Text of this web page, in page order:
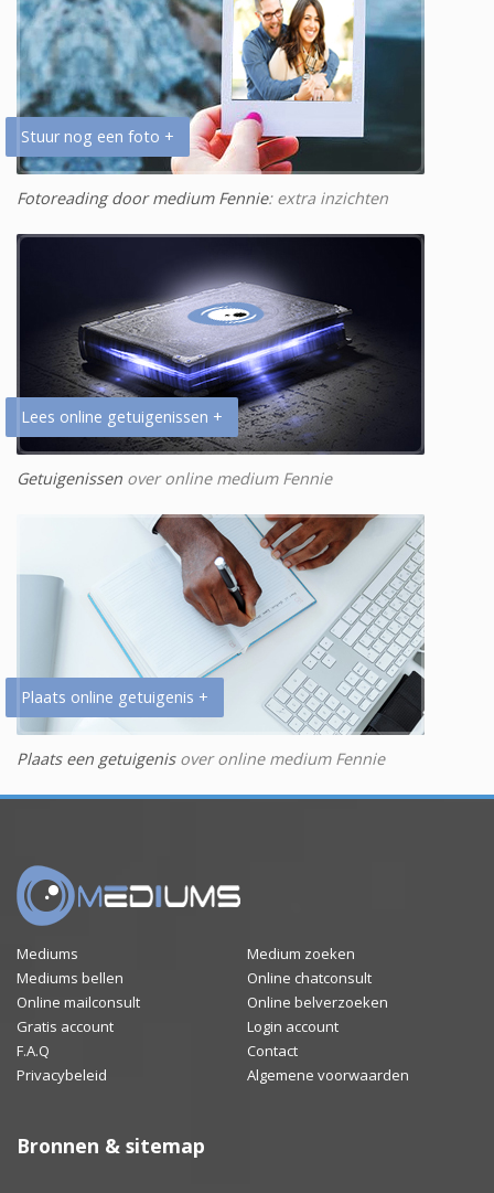
Stuur nog een foto +
Fotoreading door medium Fennie: extra inzichten
Lees online getuigenissen +
Getuigenissen over online medium Fennie
Plaats online getuigenis +
Plaats een getuigenisover online medium Fennie
Mediums
Medium zoeken
Mediums bellen
Online chatconsult
Online mailconsult
Online belverzoeken
Gratis account
Login account
F.A.Q
Contact
Privacybeleid
Algemene voorwaarden
Bronnen & sitemap